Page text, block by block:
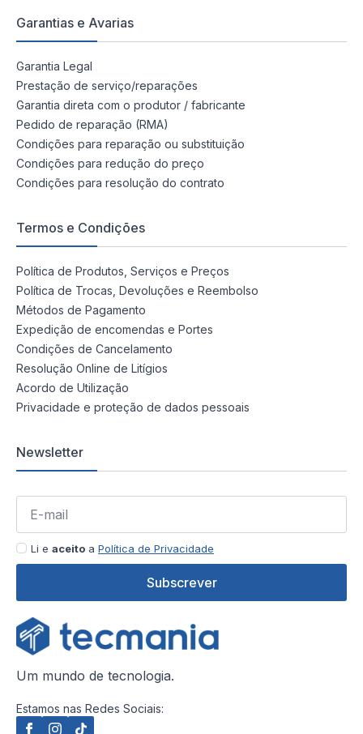
Garantias e Avarias
Garantia Legal
Prestação de serviço/reparações
Garantia direta com o produtor / fabricante
Pedido de reparação (RMA)
Condições para reparação ou substituição
Condições para redução do preço
Condições para resolução do contrato
Termos e Condições
Política de Produtos, Serviços e Preços
Política de Trocas, Devoluções e Reembolso
Métodos de Pagamento
Expedição de encomendas e Portes
Condições de Cancelamento
Resolução Online de Litígios
Acordo de Utilização
Privacidade e proteção de dados pessoais
Newsletter
Li e aceito a Política de Privacidade
Subscrever
Um mundo de tecnologia.
Estamos nas Redes Sociais: